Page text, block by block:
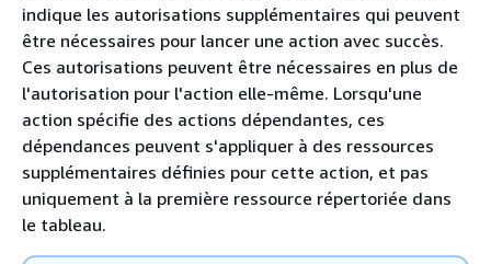
indique les autorisations supplémentaires qui peuvent
être nécessaires pour lancer une action avec succès.
Ces autorisations peuvent être nécessaires en plus de
l'autorisation pour l'action elle-même. Lorsqu'une
action spécifie des actions dépendantes, ces
dépendances peuvent s'appliquer à des ressources
supplémentaires définies pour cette action, et pas
uniquement à la première ressource répertoriée dans
le tableau.